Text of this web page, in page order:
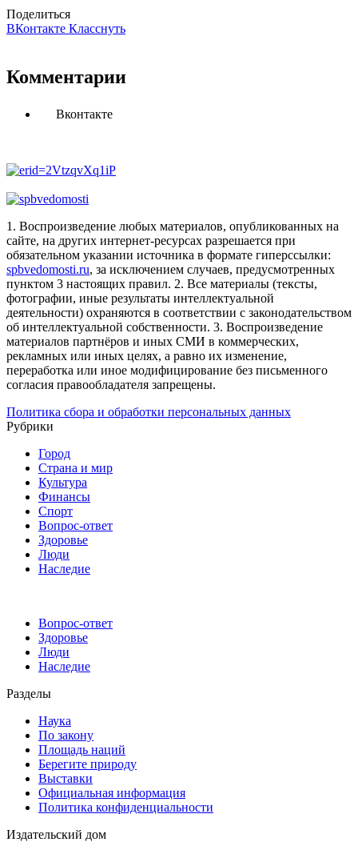
Поделиться
ВКонтакте Класснуть
Комментарии
Вконтакте
1. Воспроизведение любых материалов, опубликованных на
сайте, на других интернет-ресурсах разрешается при
обязательном указании источника в формате гиперссылки:
spbvedomosti.ru, за исключением случаев, предусмотренных
пунктом 3 настоящих правил. 2. Все материалы (тексты,
фотографии, иные результаты интеллектуальной
деятельности) охраняются в соответствии с законодательством
об интеллектуальной собственности. 3. Воспроизведение
материалов партнёров и иных СМИ в коммерческих,
рекламных или иных целях, а равно их изменение,
переработка или иное модифицирование без письменного
согласия правообладателя запрещены.
Политика сбора и обработки персональных данных
Рубрики
Город
Страна и мир
Культура
Финансы
Спорт
Вопрос-ответ
Здоровье
Люди
Наследие
Вопрос-ответ
Здоровье
Люди
Наследие
Разделы
Наука
По закону
Площадь наций
Берегите природу
Выставки
Официальная информация
Политика конфиденциальности
Издательский дом